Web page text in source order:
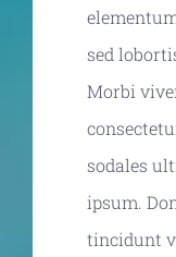
sed
Morbi
sodales
ipsum.
tincidunt